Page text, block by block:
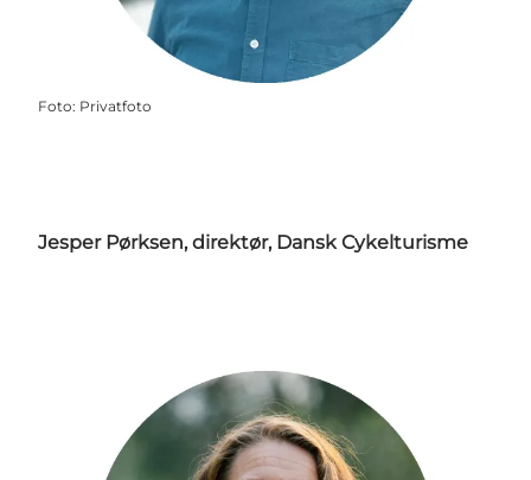
Foto: Privatfoto
Jesper Pørksen, direktør, Dansk Cykelturisme